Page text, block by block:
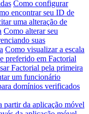
Como configurar
encontrar seu ID de
uma alteração de
Como alterar seu
suas
Como visualizar a escala
preferido em Factorial
Factorial pela primeira
um funcionário
domínios verificados
partir da aplicação móvel